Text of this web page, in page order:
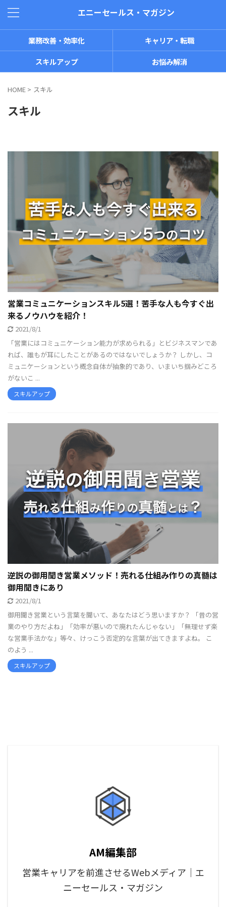
エニーセールス・マガジン
業務改善・効率化
キャリア・転職
スキルアップ
お悩み解消
HOME > スキル
スキル
営業コミュニケーションスキル5選！苦手な人も今すぐ出
来るノウハウを紹介！
2021/8/1
「営業にはコミュニケーション能力が求められる」とビジネスマンであ
れば、誰もが耳にしたことがあるのではないでしょうか？ しかし、コ
ミュニケーションという概念自体が抽象的であり、いまいち掴みどころ
がないこ ...
スキルアップ
逆説の御用聞き営業メソッド！売れる仕組み作りの真髄は
御用聞きにあり
2021/8/1
御用聞き営業という言葉を聞いて、あなたはどう思いますか？ 「昔の営
業のやり方だよね」「効率が悪いので廃れたんじゃない」「無理せず楽
な営業手法かな」等々、けっこう否定的な言葉が出てきますよね。 こ
のよう ...
スキルアップ
AM編集部
営業キャリアを前進させるWebメディア｜エ
ニーセールス・マガジン